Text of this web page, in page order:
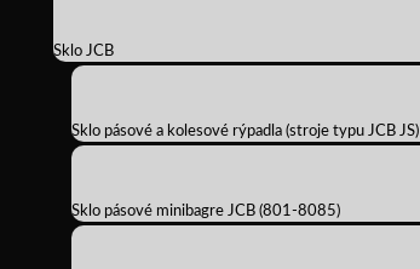
Sklo JCB
Sklo pásové a kolesové rýpadla (stroje typu JCB JS)
Sklo pásové minibagre JCB (801-8085)